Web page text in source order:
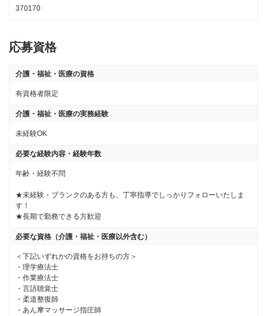
370170
応募資格
介護・福祉・医療の資格
有資格者限定
介護・福祉・医療の実務経験
未経験OK
必要な経験内容・経験年数
年齢・経験不問
★未経験・ブランクのある方も、丁寧指導でしっかりフォローいたしま
す！
★長期で勤務できる方歓迎
必要な資格（介護・福祉・医療以外含む）
＜下記いずれかの資格をお持ちの方＞
・理学療法士
・作業療法士
・言語聴覚士
・柔道整復師
・あん摩マッサージ指圧師